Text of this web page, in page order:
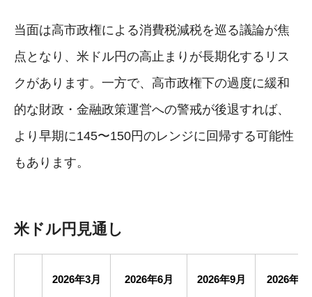
当面は高市政権による消費税減税を巡る議論が焦
点となり、米ドル円の高止まりが長期化するリス
クがあります。一方で、高市政権下の過度に緩和
的な財政・金融政策運営への警戒が後退すれば、
より早期に145〜150円のレンジに回帰する可能性
もあります。
米ドル円見通し
2026年3月 2026年6月 2026年9月 2026年